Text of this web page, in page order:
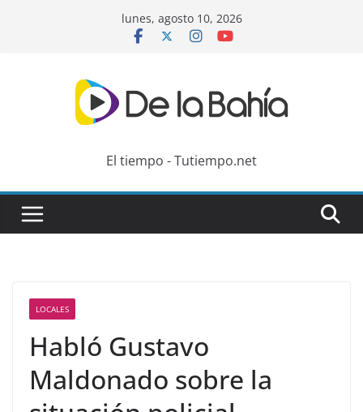
lunes, agosto 10, 2026
El tiempo - Tutiempo.net
LOCALES
Habló Gustavo
Maldonado sobre la